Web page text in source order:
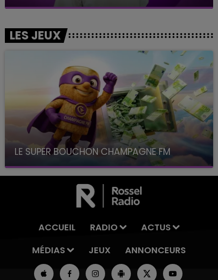
LES JEUX
LE SUPER BOUCHON CHAMPAGNE FM
avec La Famille Champagne FM, à 8H10
ACCUEIL RADIO
ACTUS
MÉDIAS
JEUX ANNONCEURS